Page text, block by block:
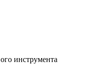
инструмента